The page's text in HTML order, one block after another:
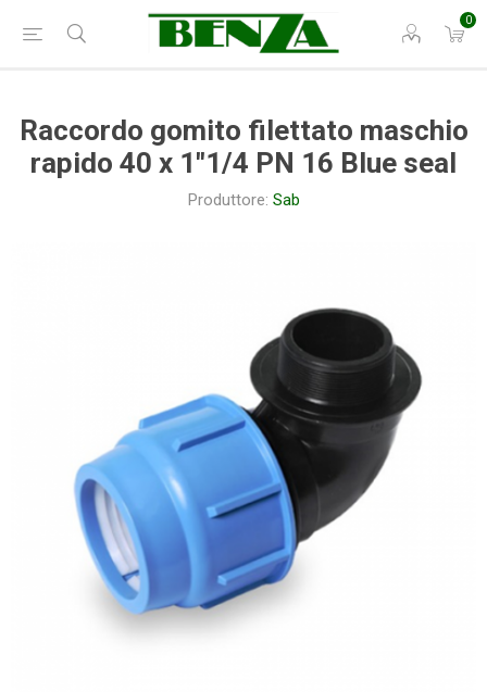
0
Raccordo gomito filettato maschio
rapido 40 x 1"1/4 PN 16 Blue seal
Produttore: Sab